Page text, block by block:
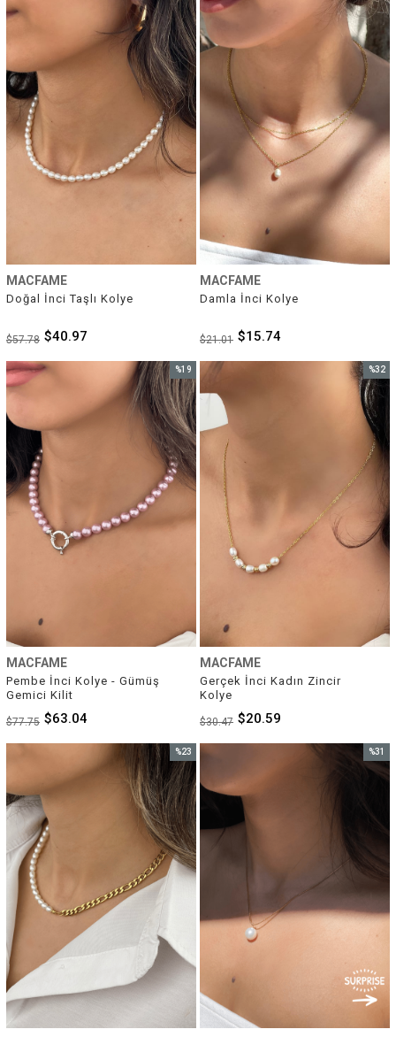
MACFAME
Doğal İnci Taşlı Kolye
$40.97
$57.78
İndirim
%29İndirim
MACFAME
Damla İnci Kolye
$15.74
$21.01
İndirim
MACFAME
Pembe İnci Kolye - Gümüş
Gemici Kilit
$63.04
$77.75
%19
İndirim
%19İndirim
MACFAME
Gerçek İnci Kadın Zincir
Kolye
$20.59
$30.47
%32
İndirim
%23
İndirim
%23İndirim
%31
İndirim